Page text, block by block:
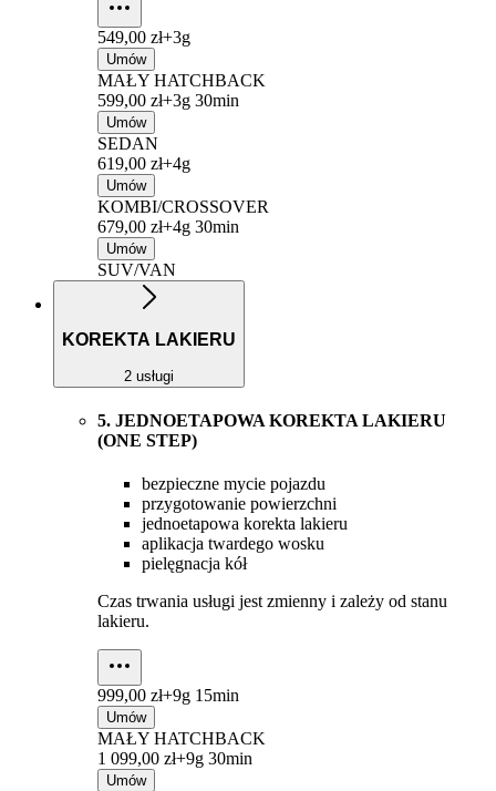
549,00 zł+3g
Umów
MAŁY HATCHBACK
599,00 zł+3g 30min
Umów
SEDAN
619,00 zł+4g
Umów
KOMBI/CROSSOVER
679,00 zł+4g 30min
Umów
SUV/VAN
KOREKTA LAKIERU
2 usługi
5. JEDNOETAPOWA KOREKTA LAKIERU
(ONE STEP)
bezpieczne mycie pojazdu
przygotowanie powierzchni
jednoetapowa korekta lakieru
aplikacja twardego wosku
pielęgnacja kół
Czas trwania usługi jest zmienny i zależy od stanu
lakieru.
999,00 zł+9g 15min
Umów
MAŁY HATCHBACK
1 099,00 zł+9g 30min
Umów